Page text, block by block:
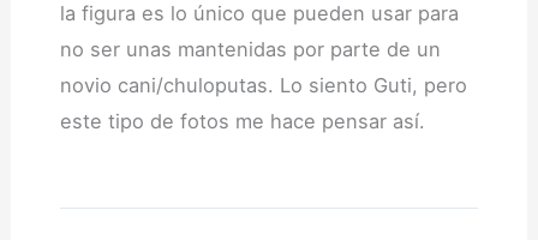
la figura es lo único que pueden usar para
no ser unas mantenidas por parte de un
novio cani/chuloputas. Lo siento Guti, pero
este tipo de fotos me hace pensar así.